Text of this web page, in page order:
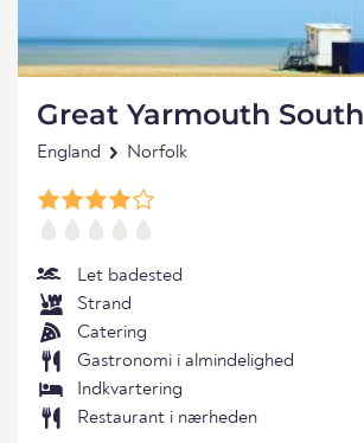
Great Yarmouth South
England Norfolk
Let badested
Strand
Catering
Gastronomi i almindelighed
Indkvartering
Restaurant i nærheden